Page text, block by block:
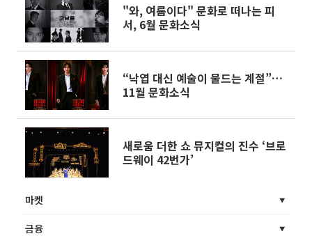
"와, 여름이다" 문화로 떠나는 피
서, 6월 문화소식
“낙엽 대신 예술이 물드는 계절”…
11월 문화소식
새로움 더한 쇼 뮤지컬의 진수 ‘브로
드웨이 42번가’
마켓
금융